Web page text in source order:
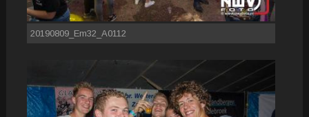
20190809_Em32_A0112